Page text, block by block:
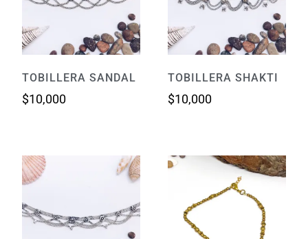
TOBILLERA SANDAL
$10,000
TOBILLERA SHAKTI
$10,000